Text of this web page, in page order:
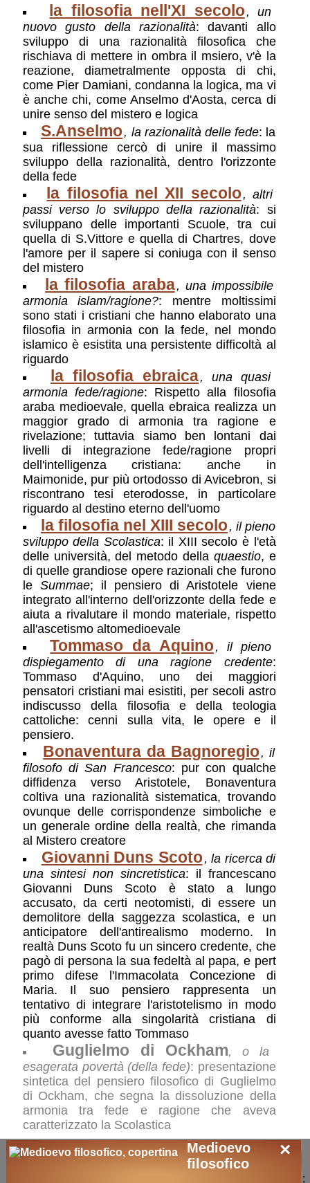
la filosofia nell'XI secolo, un
nuovo gusto della razionalità: davanti allo
sviluppo di una razionalità filosofica che
rischiava di mettere in ombra il msiero, v'è la
reazione, diametralmente opposta di chi,
come Pier Damiani, condanna la logica, ma vi
è anche chi, come Anselmo d'Aosta, cerca di
unire senso del mistero e logica
S.Anselmo, la razionalità delle fede: la
sua riflessione cercò di unire il massimo
sviluppo della razionalità, dentro l'orizzonte
della fede
la filosofia nel XII secolo, altri
passi verso lo sviluppo della razionalità: si
sviluppano delle importanti Scuole, tra cui
quella di S.Vittore e quella di Chartres, dove
l'amore per il sapere si coniuga con il senso
del mistero
la filosofia araba, una impossibile
armonia islam/ragione?: mentre moltissimi
sono stati i cristiani che hanno elaborato una
filosofia in armonia con la fede, nel mondo
islamico è esistita una persistente difficoltà al
riguardo
la filosofia ebraica, una quasi
armonia fede/ragione: Rispetto alla filosofia
araba medioevale, quella ebraica realizza un
maggior grado di armonia tra ragione e
rivelazione; tuttavia siamo ben lontani dai
livelli di integrazione fede/ragione propri
dell'intelligenza cristiana: anche in
Maimonide, pur più ortodosso di Avicebron, si
riscontrano tesi eterodosse, in particolare
riguardo al destino eterno dell'uomo
la filosofia nel XIII secolo, il pieno
sviluppo della Scolastica: il XIII secolo è l'età
delle università, del metodo della quaestio, e
di quelle grandiose opere razionali che furono
leSummae; il pensiero di Aristotele viene
integrato all'interno dell'orizzonte della fede e
aiuta a rivalutare il mondo materiale, rispetto
all'ascetismo altomedioevale
Tommaso da Aquino, il pieno
dispiegamento di una ragione credente:
Tommaso d'Aquino, uno dei maggiori
pensatori cristiani mai esistiti, per secoli astro
indiscusso della filosofia e della teologia
cattoliche: cenni sulla vita, le opere e il
pensiero.
Bonaventura da Bagnoregio, il
filosofo di San Francesco: pur con qualche
diffidenza verso Aristotele, Bonaventura
coltiva una razionalità sistematica, trovando
ovunque delle corrispondenze simboliche e
un generale ordine della realtà, che rimanda
al Mistero creatore
Giovanni Duns Scoto, la ricerca di
una sintesi non sincretistica: il francescano
Giovanni Duns Scoto è stato a lungo
accusato, da certi neotomisti, di essere un
demolitore della saggezza scolastica, e un
anticipatore dell'antirealismo moderno. In
realtà Duns Scoto fu un sincero credente, che
pagò di persona la sua fedeltà al papa, e pert
primo difese l'Immacolata Concezione di
Maria. Il suo pensiero rappresenta un
tentativo di integrare l'aristotelismo in modo
più conforme alla singolarità cristiana di
quanto avesse fatto Tommaso
Guglielmo di Ockham, o la
esagerata povertà (della fede): presentazione
sintetica del pensiero filosofico di Guglielmo
di Ockham, che segna la dissoluzione della
armonia tra fede e ragione che aveva
caratterizzato la Scolastica
🛒ricerche / acquisti ×
Medioevo
filosofico
;